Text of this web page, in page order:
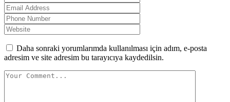
Daha sonraki yorumlarımda kullanılması için adım, e-posta
adresim ve site adresim bu tarayıcıya kaydedilsin.